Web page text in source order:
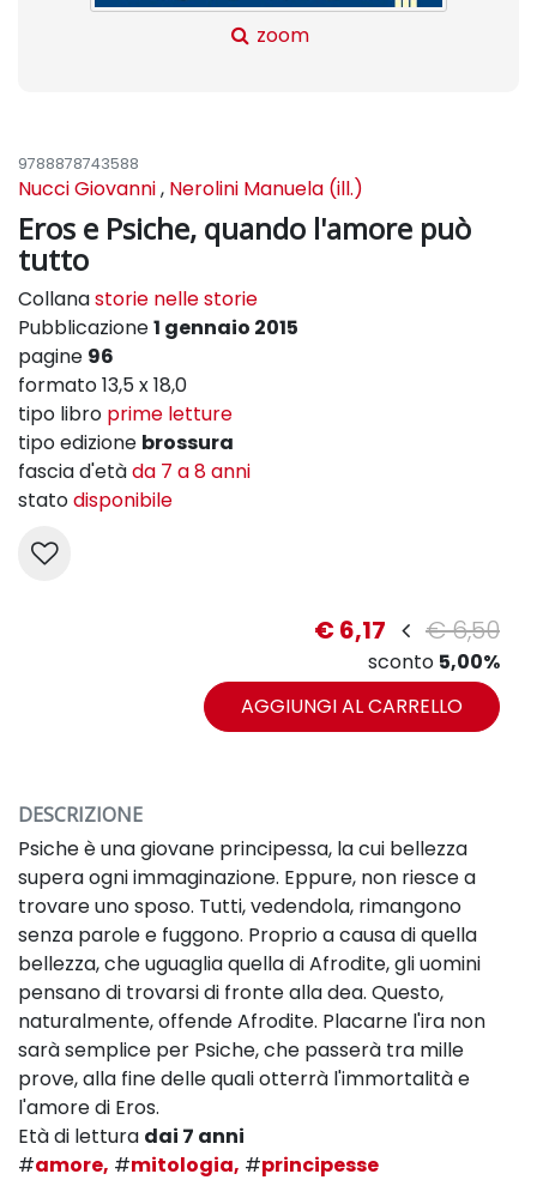
zoom
9788878743588
Nucci Giovanni, Nerolini Manuela (ill.)
Eros e Psiche, quando l'amore può
tutto
Collanastorie nelle storie
Pubblicazione1 gennaio 2015
pagine 96
formato 13,5 x 18,0
tipo libro prime letture
tipo edizione brossura
fascia d'etàda 7 a 8 anni
statodisponibile
€ 6,17 € 6,50
sconto 5,00%
AGGIUNGI AL CARRELLO
DESCRIZIONE
Psiche è una giovane principessa, la cui bellezza
supera ogni immaginazione. Eppure, non riesce a
trovare uno sposo. Tutti, vedendola, rimangono
senza parole e fuggono. Proprio a causa di quella
bellezza, che uguaglia quella di Afrodite, gli uomini
pensano di trovarsi di fronte alla dea. Questo,
naturalmente, offende Afrodite. Placarne l'ira non
sarà semplice per Psiche, che passerà tra mille
prove, alla fine delle quali otterrà l'immortalità e
l'amore di Eros.
Età di lettura dai 7 anni
#amore, #mitologia, #principesse